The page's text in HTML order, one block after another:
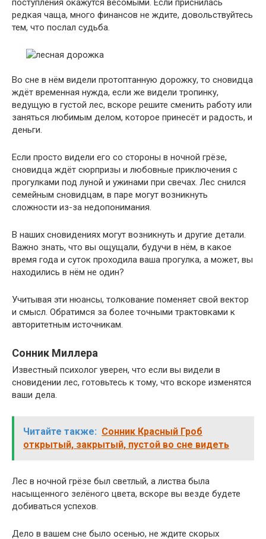
редкая чаща, много финансов не ждите, довольствуйтесь
тем, что послал судьба.
Во сне в нём видели протоптанную дорожку, то сновидца
ждёт временная нужда, если же видели тропинку,
ведущую в густой лес, вскоре решите сменить работу или
заняться любимым делом, которое принесёт и радость, и
деньги.
Если просто видели его со стороны в ночной грёзе,
сновидца ждёт сюрпризы и любовные приключения с
прогулками под луной и ужинами при свечах. Лес снился
семейным сновидцам, в паре могут возникнуть
сложности из-за недопонимания.
В наших сновидениях могут возникнуть и другие детали.
Важно знать, что вы ощущали, будучи в нём, в какое
время года и суток проходила ваша прогулка, а может, вы
находились в нём не один?
Учитывая эти нюансы, толкование поменяет свой вектор
и смысл. Обратимся за более точными трактовками к
авторитетным источникам.
Сонник Миллера
Известный психолог уверен, что если вы видели в
сновидении лес, готовьтесь к тому, что вскоре изменятся
ваши дела.
Читайте также: Сонник Красный Гроб
открытый, закрытый, пустой во сне видеть
Лес в ночной грёзе был светлый, а листва была
насыщенного зелёного цвета, вскоре вы везде будете
добиваться успехов.
Дело в вашем сне было осенью, не ждите скорых